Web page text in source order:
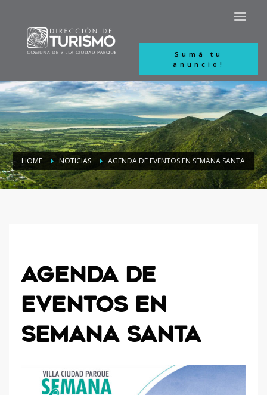
Sumá tu
anuncio!
HOME NOTICIAS AGENDA DE EVENTOS EN SEMANA SANTA
AGENDA DE
EVENTOS EN
SEMANA SANTA